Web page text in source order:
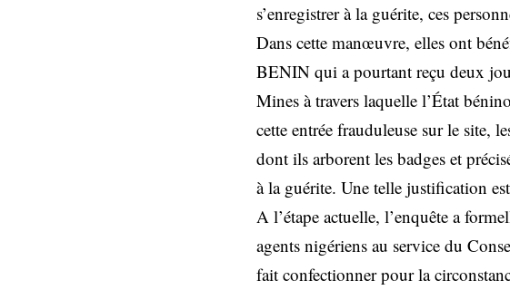
s’enregistrer à la guérite, ces
Dans cette manœuvre, elles ont
BENIN qui a pourtant reçu deux
Mines à travers laquelle l’État
cette entrée frauduleuse sur le site,
dont ils arborent les badges et
à la guérite. Une telle justification
A l’étape actuelle, l’enquête a
agents nigériens au service du
fait confectionner pour la